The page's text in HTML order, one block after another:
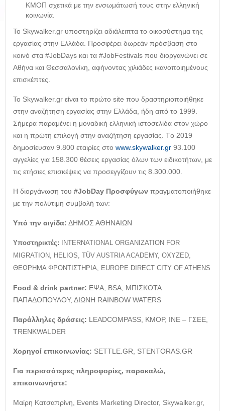
ΚΜΟΠ σχετικά με την ενσωμάτωσή τους στην ελληνική
κοινωνία.
Το Skywalker.gr υποστηρίζει αδιάλειπτα το οικοσύστημα της
εργασίας στην Ελλάδα. Προσφέρει δωρεάν πρόσβαση στο
κοινό στα #JobDays και τα #JobFestivals που διοργανώνει σε
Αθήνα και Θεσσαλονίκη, αφήνοντας χιλιάδες ικανοποιημένους
επισκέπτες.
Το Skywalker.gr είναι το πρώτο site που δραστηριοποιήθηκε
στην αναζήτηση εργασίας στην Ελλάδα, ήδη από το 1999.
Σήμερα παραμένει η μοναδική ελληνική ιστοσελίδα στον χώρο
και η πρώτη επιλογή στην αναζήτηση εργασίας. Tο 2019
δημοσίευσαν 9.800 εταιρίες στο www.skywalker.gr 93.100
αγγελίες για 158.300 θέσεις εργασίας όλων των ειδικοτήτων, με
τις ετήσιες επισκέψεις να προσεγγίζουν τις 8.300.000.
Η διοργάνωση του #JobDay Προσφύγων πραγματοποιήθηκε
με την πολύτιμη συμβολή των:
Υπό την αιγίδα: ΔΗΜΟΣ ΑΘΗΝΑΙΩΝ
Υποστηρικτές: INTERNATIONAL ORGANIZATION FOR
MIGRATION, HELIOS, TÜV AUSTRIA ACADEMY, OXYZED,
ΘΕΩΡΗΜΑ ΦΡΟΝΤΙΣΤΗΡΙΑ, EUROPE DIRECT CITY OF ATHENS
Food & drink partner: ΕΨΑ, BSA, ΜΠΙΣΚΟΤΑ
ΠΑΠΑΔΟΠΟΥΛΟΥ, ΔΙΩΝΗ RAINBOW WATERS
Παράλληλες δράσεις: LEADCOMPASS, KMOP, ΙΝΕ – ΓΣΕΕ,
TRENKWALDER
Χορηγοί επικοινωνίας: SETTLE.GR, STENTORAS.GR
Για περισσότερες πληροφορίες, παρακαλώ,
επικοινωνήστε:
Μαίρη Κατσαπρίνη, Events Marketing Director, Skywalker.gr,